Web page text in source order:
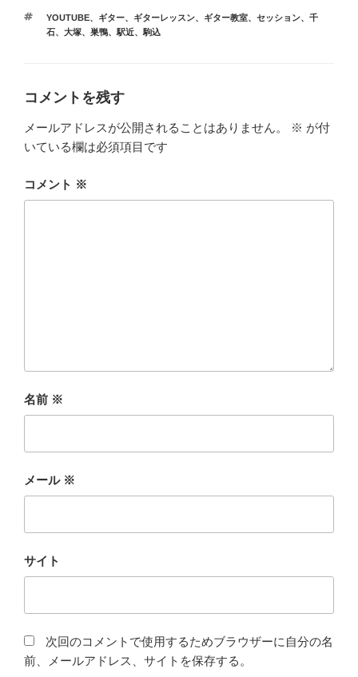
ゴ
リ
タ
グ
YOUTUBE、 ギター、 ギターレッスン、 ギター教室、 セッション、 千
石、 大塚、 巣鴨、 駅近、 駒込
コメントを残す
メールアドレスが公開されることはありません。 ※ が付
いている欄は必須項目です
コメント ※
名前 ※
メール ※
サイト
次回のコメントで使用するためブラウザーに自分の名
前、メールアドレス、サイトを保存する。